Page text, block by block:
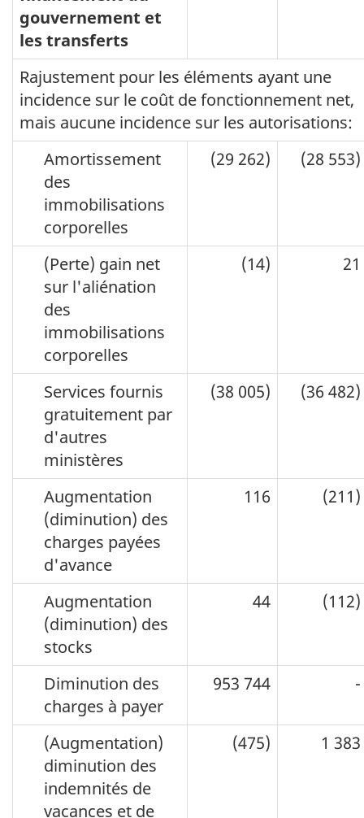
gouvernement et
les transferts
Rajustement pour les éléments ayant une
incidence sur le coût de fonctionnement net,
mais aucune incidence sur les autorisations:
Amortissement
des
immobilisations
corporelles
(29 262) (28 553)
(Perte) gain net
sur l'aliénation
des
immobilisations
corporelles
(14) 21
Services fournis
gratuitement par
d'autres
ministères
(38 005) (36 482)
Augmentation
(diminution) des
charges payées
d'avance
116 (211)
Augmentation
(diminution) des
stocks
44 (112)
Diminution des
charges à payer
953 744 -
(Augmentation)
diminution des
indemnités de
vacances et de
(475) 1 383